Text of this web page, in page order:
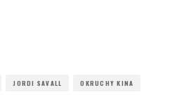
JORDI SAVALL OKRUCHY KINA